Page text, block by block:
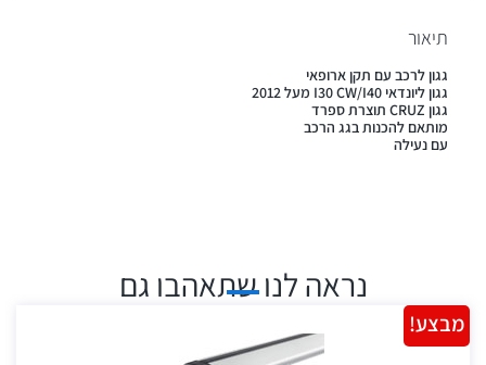
תיאור
גגון לרכב עם תקן ארופאי
גגון ליונדאי I30 CW/I40 מעל 2012
גגון CRUZ תוצרת ספרד
מותאם להכנות בגג הרכב
עם נעילה
נראה לנו שתאהבו גם
מבצע!